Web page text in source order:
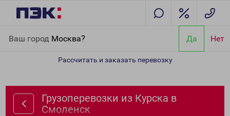
Ваш город Москва? Да Нет
Рассчитать и заказать перевозку
Грузоперевозки из Курска в
Смоленск